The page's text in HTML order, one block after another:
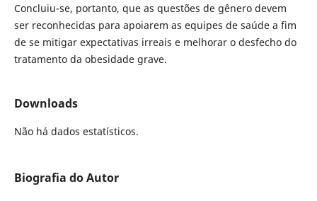
Concluiu-se, portanto, que as questões de gênero devem
ser reconhecidas para apoiarem as equipes de saúde a fim
de se mitigar expectativas irreais e melhorar o desfecho do
tratamento da obesidade grave.
Downloads
Não há dados estatísticos.
Biografia do Autor